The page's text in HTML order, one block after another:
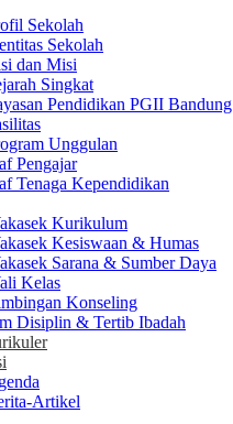
Sekolah
Sekolah
dan Misi
Singkat
Pendidikan PGII Bandung
Unggulan
Pengajar
Tenaga Kependidikan
Kurikulum
Kesiswaan & Humas
Sarana & Sumber Daya
Kelas
Konseling
Disiplin & Tertib Ibadah
Artikel